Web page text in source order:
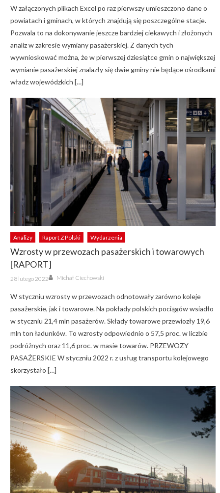
W załączonych plikach Excel po raz pierwszy umieszczono dane o
powiatach i gminach, w których znajdują się poszczególne stacje.
Pozwala to na dokonywanie jeszcze bardziej ciekawych i złożonych
analiz w zakresie wymiany pasażerskiej. Z danych tych
wywnioskować można, że w pierwszej dziesiątce gmin o największej
wymianie pasażerskiej znalazły się dwie gminy nie będące ośrodkami
władz wojewódzkich […]
Analizy Raport Z Polski Wydarzenia
Wzrosty w przewozach pasażerskich i towarowych
[RAPORT]
Posted
on
28 lutego 2022 Author
Michał Ciechowski
W styczniu wzrosty w przewozach odnotowały zarówno koleje
pasażerskie, jak i towarowe. Na pokłady polskich pociągów wsiadło
w styczniu 21,4 mln pasażerów. Składy towarowe przewiozły 19,6
mln ton ładunków. To wzrosty odpowiednio o 57,5 proc. w liczbie
podróżnych oraz 11,6 proc. w masie towarów. PRZEWOZY
PASAŻERSKIE W styczniu 2022 r. z usług transportu kolejowego
skorzystało […]